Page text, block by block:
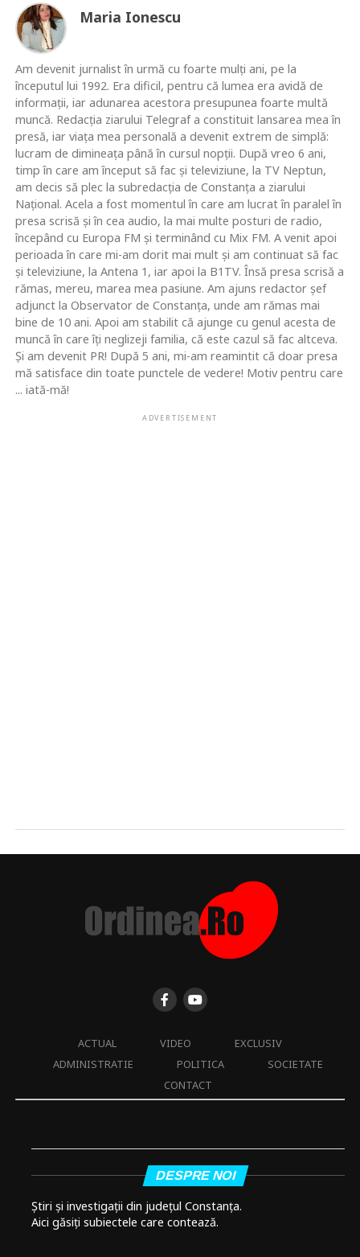
Maria Ionescu
Am devenit jurnalist în urmă cu foarte mulţi ani, pe la
începutul lui 1992. Era dificil, pentru că lumea era avidă de
informaţii, iar adunarea acestora presupunea foarte multă
muncă. Redacţia ziarului Telegraf a constituit lansarea mea în
presă, iar viaţa mea personală a devenit extrem de simplă:
lucram de dimineaţa până în cursul nopţii. După vreo 6 ani,
timp în care am început să fac şi televiziune, la TV Neptun,
am decis să plec la subredacţia de Constanţa a ziarului
Naţional. Acela a fost momentul în care am lucrat în paralel în
presa scrisă şi în cea audio, la mai multe posturi de radio,
începând cu Europa FM şi terminând cu Mix FM. A venit apoi
perioada în care mi-am dorit mai mult şi am continuat să fac
şi televiziune, la Antena 1, iar apoi la B1TV. Însă presa scrisă a
rămas, mereu, marea mea pasiune. Am ajuns redactor şef
adjunct la Observator de Constanţa, unde am rămas mai
bine de 10 ani. Apoi am stabilit că ajunge cu genul acesta de
muncă în care îţi neglizeji familia, că este cazul să fac altceva.
Şi am devenit PR! După 5 ani, mi-am reamintit că doar presa
mă satisface din toate punctele de vedere! Motiv pentru care
... iată-mă!
ADVERTISEMENT
ACTUAL VIDEO
EXCLUSIV
ADMINISTRATIE
POLITICA
SOCIETATE
CONTACT
DESPRE NOI
Știri și investigații din județul Constanța.
Aici găsiți subiectele care contează.